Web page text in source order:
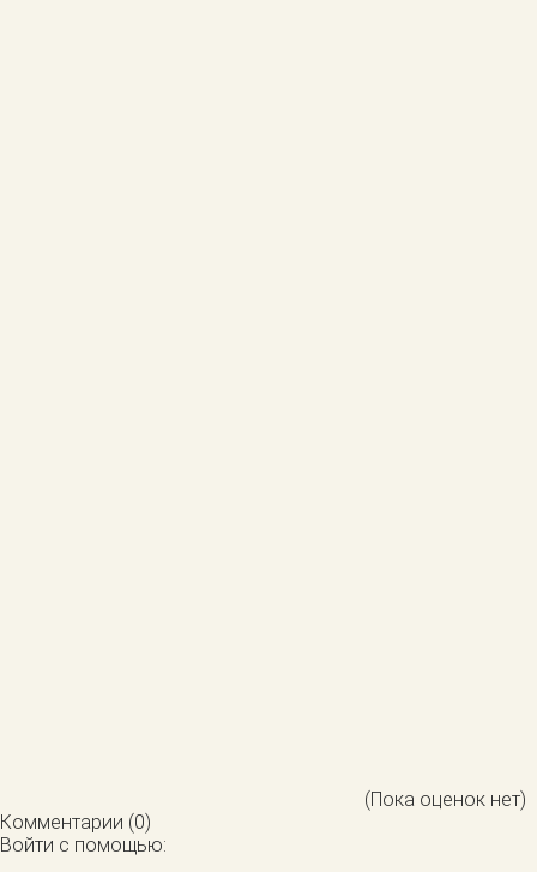
(Пока оценок нет)
Комментарии (0)
Войти с помощью: